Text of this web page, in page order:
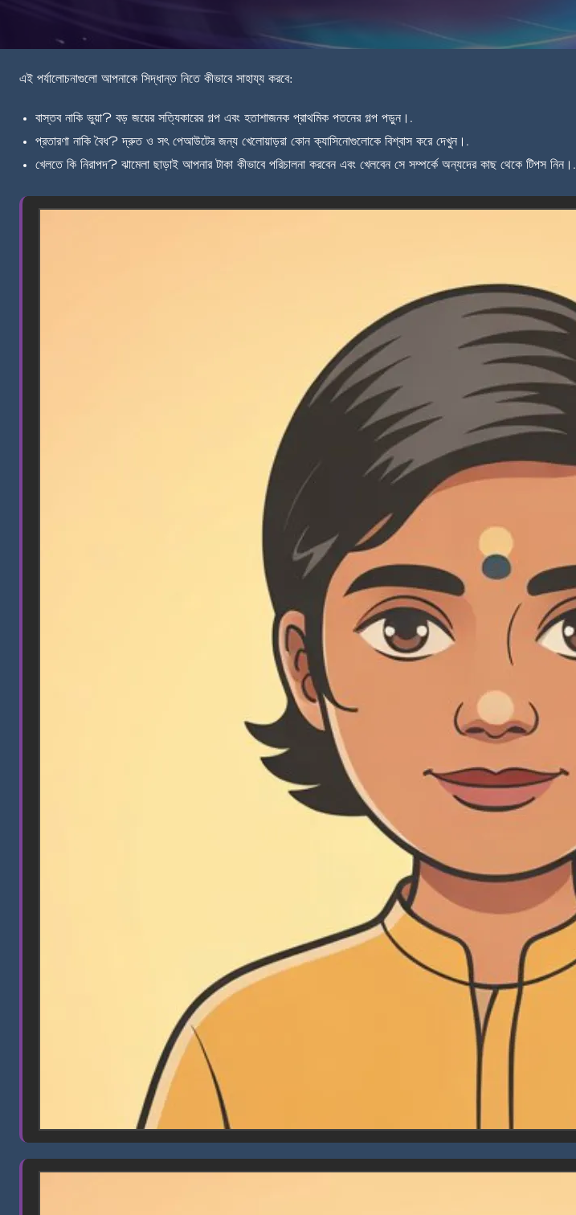
এই পর্যালোচনাগুলো আপনাকে সিদ্ধান্ত নিতে কীভাবে সাহায্য করবে:
বাস্তব নাকি ভুয়া? বড় জয়ের সত্যিকারের গল্প এবং হতাশাজনক প্রাথমিক পতনের গল্প পড়ুন।.
প্রতারণা নাকি বৈধ? দ্রুত ও সৎ পেআউটের জন্য খেলোয়াড়রা কোন ক্যাসিনোগুলোকে বিশ্বাস করে দেখুন।.
খেলতে কি নিরাপদ? ঝামেলা ছাড়াই আপনার টাকা কীভাবে পরিচালনা করবেন এবং খেলবেন সে সম্পর্কে অন্যদের কাছ থেকে টিপস নিন।.